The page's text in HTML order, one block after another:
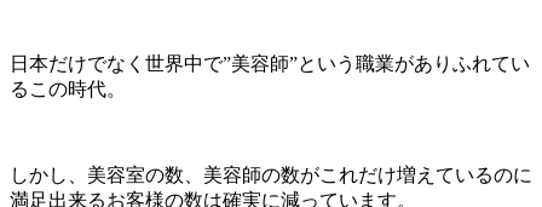
日本だけでなく世界中で”美容師”という職業がありふれてい
るこの時代。
しかし、美容室の数、美容師の数がこれだけ増えているのに
満足出来るお客様の数は確実に減っています。